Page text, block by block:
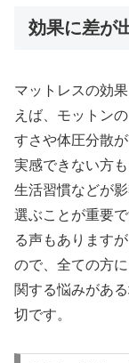
効果に差が
マットレスの効
えば、モットン
すさや体圧分散
実感できない方
生活習慣などが
選ぶことが重要
る声もあります
ので、全ての方
関する悩みがあ
切です。